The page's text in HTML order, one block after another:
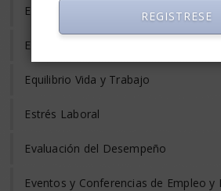
Emprendedores
Entrevista de Trabajo
Equilibrio Vida y Trabajo
Estrés Laboral
Evaluación del Desempeño
Eventos y Conferencias de Empleo y
REGISTRESE